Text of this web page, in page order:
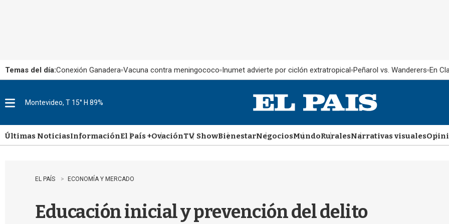
Temas del día:Conexión Ganadera Vacuna contra meningococo Inumet advierte por ciclón extratropical Peñarol vs. Wanderers En
u
Montevideo, T 15° H 89%
Últimas NoticiasInformaciónEl País +OvaciónTV ShowBienestarNegociosMundoRuralesNarrativas visuales
EL PAÍS ECONOMÍA Y MERCADO
Educación inicial y prevención del delito